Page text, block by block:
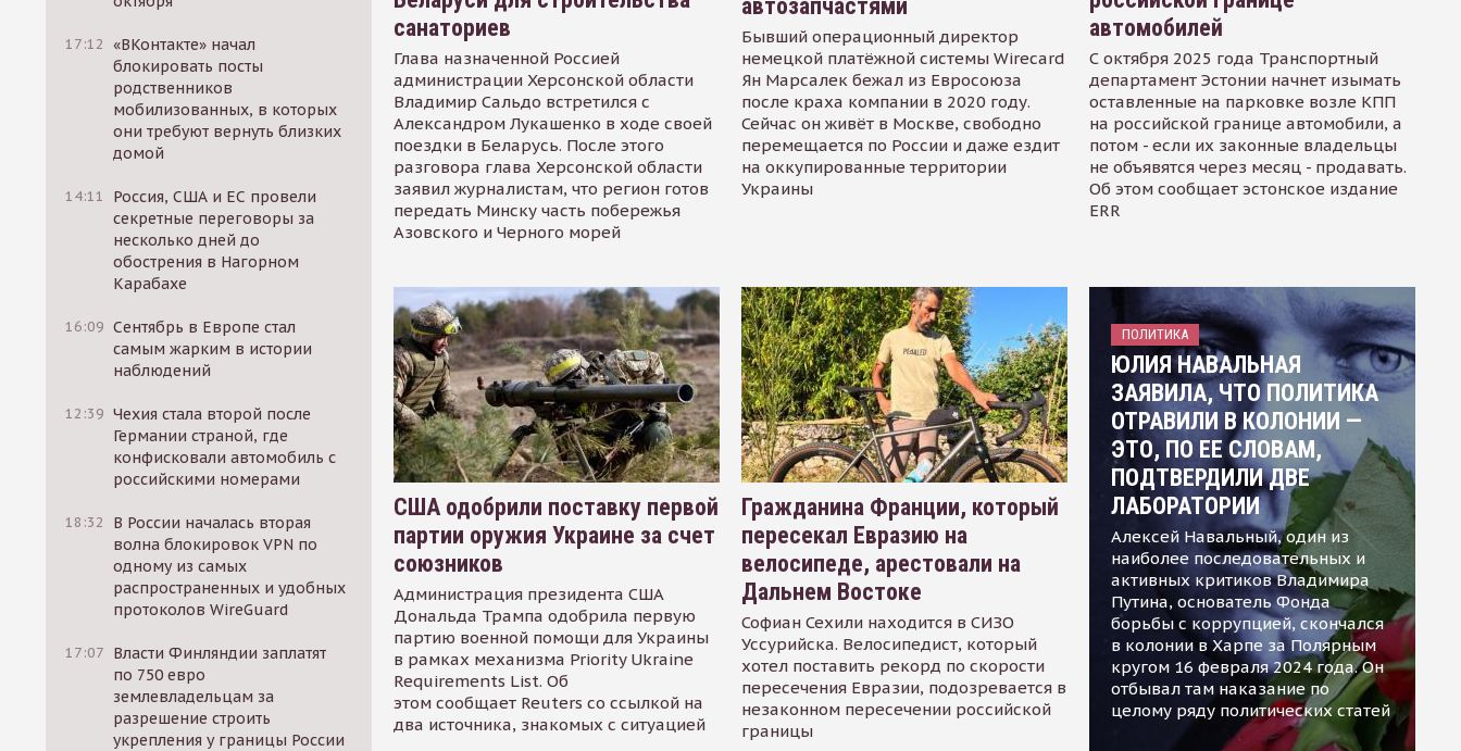
17:12 «ВКонтакте» начал
блокировать посты
родственников
мобилизованных, в которых
они требуют вернуть близких
домой
14:11
Россия, США и ЕС провели
секретные переговоры за
несколько дней до
обострения в Нагорном
Карабахе
16:09 Сентябрь в Европе стал
самым жарким в истории
наблюдений
12:39 Чехия стала второй после
Германии страной, где
конфисковали автомобиль с
российскими номерами
18:32
В России началась вторая
волна блокировок VPN по
одному из самых
распространенных и удобных
протоколов WireGuard
17:07 Власти Финляндии заплатят
по 750 евро
землевладельцам за
разрешение строить
укрепления у границы России
санаториев
Глава назначенной Россией
администрации Херсонской области
Владимир Сальдо встретился с
Александром Лукашенко в ходе своей
поездки в Беларусь. После этого
разговора глава Херсонской области
заявил журналистам, что регион готов
передать Минску часть побережья
Азовского и Черного морей
автозапчастями
Бывший операционный директор
немецкой платёжной системы Wirecard
Ян Марсалек бежал из Евросоюза
после краха компании в 2020 году.
Сейчас он живёт в Москве, свободно
перемещается по России и даже ездит
на оккупированные территории
Украины
автомобилей
С октября 2025 года Транспортный
департамент Эстонии начнет изымать
оставленные на парковке возле КПП
на российской границе автомобили, а
потом - если их законные владельцы
не объявятся через месяц - продавать.
Об этом сообщает эстонское издание
ERR
США одобрили поставку первой
партии оружия Украине за счет
союзников
Администрация президента США
Дональда Трампа одобрила первую
партию военной помощи для Украины
в рамках механизма Priority Ukraine
Requirements List. Об
этом сообщает Reuters со ссылкой на
два источника, знакомых с ситуацией
Гражданина Франции, который
пересекал Евразию на
велосипеде, арестовали на
Дальнем Востоке
Софиан Сехили находится в СИЗО
Уссурийска. Велосипедист, который
хотел поставить рекорд по скорости
пересечения Евразии, подозревается в
незаконном пересечении российской
границы
ПОЛИТИКА
ЮЛИЯ НАВАЛЬНАЯ
ЗАЯВИЛА, ЧТО ПОЛИТИКА
ОТРАВИЛИ В КОЛОНИИ —
ЭТО, ПО ЕЕ СЛОВАМ,
ПОДТВЕРДИЛИ ДВЕ
ЛАБОРАТОРИИ
Алексей Навальный, один из
наиболее последовательных и
активных критиков Владимира
Путина, основатель Фонда
борьбы с коррупцией, скончался
в колонии в Харпе за Полярным
кругом 16 февраля 2024 года. Он
отбывал там наказание по
целому ряду политических статей